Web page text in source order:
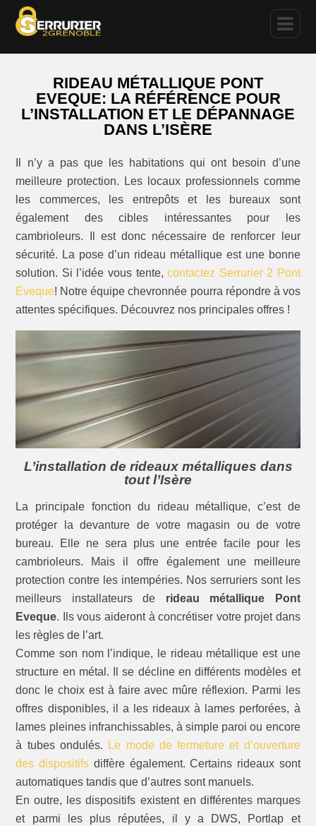
RIDEAU MÉTALLIQUE PONT
EVEQUE: LA RÉFÉRENCE POUR
L’INSTALLATION ET LE DÉPANNAGE
DANS L’ISÈRE
Il n’y a pas que les habitations qui ont besoin d’une
meilleure protection. Les locaux professionnels comme
les commerces, les entrepôts et les bureaux sont
également des cibles intéressantes pour les
cambrioleurs. Il est donc nécessaire de renforcer leur
sécurité. La pose d’un rideau métallique est une bonne
solution. Si l’idée vous tente,contactez Serrurier 2 Pont
Eveque! Notre équipe chevronnée pourra répondre à vos
attentes spécifiques. Découvrez nos principales offres !
L’installation de rideaux métalliques dans
tout l’Isère
La principale fonction du rideau métallique, c’est de
protéger la devanture de votre magasin ou de votre
bureau. Elle ne sera plus une entrée facile pour les
cambrioleurs. Mais il offre également une meilleure
protection contre les intempéries. Nos serruriers sont les
meilleurs installateurs de rideau métallique Pont
Eveque. Ils vous aideront à concrétiser votre projet dans
les règles de l’art.
Comme son nom l’indique, le rideau métallique est une
structure en métal. Il se décline en différents modèles et
donc le choix est à faire avec mûre réflexion. Parmi les
offres disponibles, il a les rideaux à lames perforées, à
lames pleines infranchissables, à simple paroi ou encore
à tubes ondulés.
Le mode de fermeture et d’ouverture
des dispositifs diffère également. Certains rideaux sont
automatiques tandis que d’autres sont manuels.
En outre, les dispositifs existent en différentes marques
et parmi les plus réputées, il y a DWS, Portlap et